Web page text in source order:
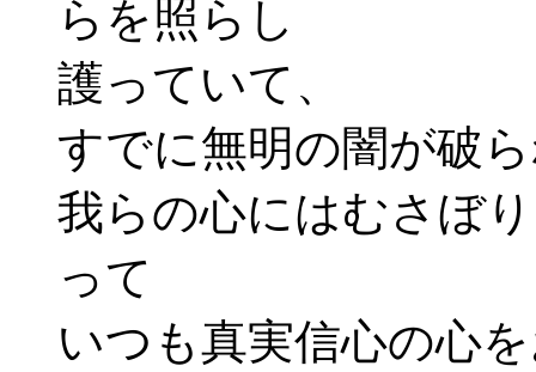
らを照らし
護っていて、
すでに無明の闇が破
我らの心にはむさぼ
って
いつも真実信心の心